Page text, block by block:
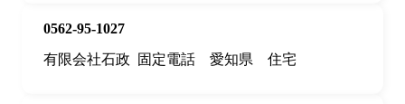
0562-95-1027
有限会社石政
固定電話 愛知県 住宅